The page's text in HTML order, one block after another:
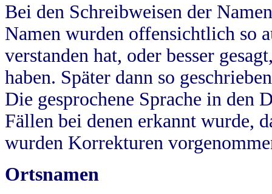
Bei den Schreibweisen der
Namen wurden offensichtlich so
verstanden hat, oder besser
haben. Später dann so
Die gesprochene Sprache in
Fällen bei denen erkannt wurde,
wurden Korrekturen
Ortsnamen